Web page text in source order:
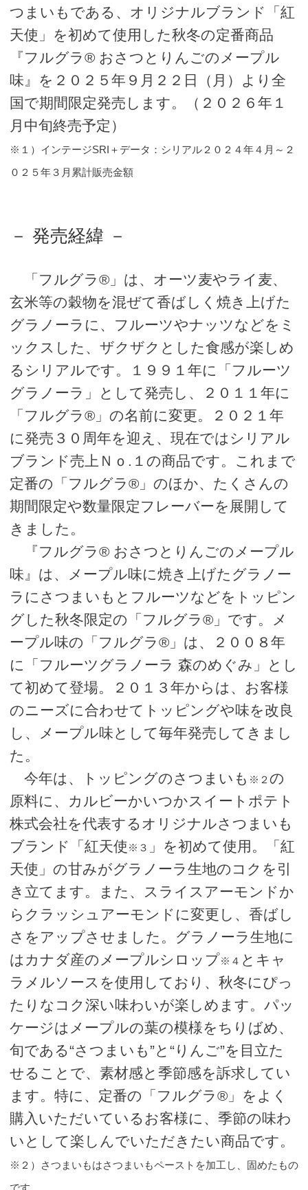
つまいもである、オリジナルブランド「紅
天使」を初めて使用した秋冬の定番商品
『フルグラ® おさつとりんごのメープル
味』を２０２５年９月２２日（月）より全
国で期間限定発売します。（２０２６年１
月中旬終売予定）
※１）インテージSRI＋データ：シリアル２０２４年４月～２
０２５年３月累計販売金額
－ 発売経緯 －
「フルグラ®」は、オーツ麦やライ麦、
玄米等の穀物を混ぜて香ばしく焼き上げた
グラノーラに、フルーツやナッツなどをミ
ックスした、ザクザクとした食感が楽しめ
るシリアルです。１９９１年に「フルーツ
グラノーラ」として発売し、２０１１年に
「フルグラ®」の名前に変更。２０２１年
に発売３０周年を迎え、現在ではシリアル
ブランド売上Ｎｏ.１の商品です。これまで
定番の「フルグラ®」のほか、たくさんの
期間限定や数量限定フレーバーを展開して
きました。
『フルグラ® おさつとりんごのメープル
味』は、メープル味に焼き上げたグラノー
ラにさつまいもとフルーツなどをトッピン
グした秋冬限定の「フルグラ®」です。メ
ープル味の「フルグラ®」は、２００８年
に「フルーツグラノーラ 森のめぐみ」とし
て初めて登場。２０１３年からは、お客様
のニーズに合わせてトッピングや味を改良
し、メープル味として毎年発売してきまし
た。
今年は、トッピングのさつまいも ※２ の
原料に、カルビーかいつかスイートポテト
株式会社を代表するオリジナルさつまいも
ブランド「紅天使※３ 」を初めて使用。「紅
天使」の甘みがグラノーラ生地のコクを引
き立てます。また、スライスアーモンドか
らクラッシュアーモンドに変更し、香ばし
さをアップさせました。グラノーラ生地に
はカナダ産のメープルシロップ※４ とキャ
ラメルソースを使用しており、秋冬にぴっ
たりなコク深い味わいが楽しめます。パッ
ケージはメープルの葉の模様をちりばめ、
旬である“さつまいも”と“りんご”を目立た
せることで、素材感と季節感を訴求してい
ます。特に、定番の「フルグラ®」をよく
購入いただいているお客様に、季節の味わ
いとして楽しんでいただきたい商品です。
※２）さつまいもはさつまいもペーストを加工し、固めたもの
です。